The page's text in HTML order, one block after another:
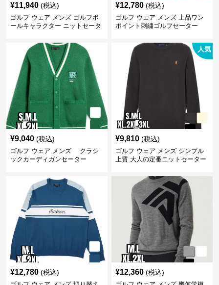
¥11,940 (税込)
ゴルフ ウェア メンズ ゴルフボ
ールキャラクター ニットセータ
¥12,780 (税込)
ゴルフ ウェア メンズ 上品ワン
ポイント刺繍ゴルフセーター
¥9,040 (税込)
ゴルフ ウェア メンズ クラシ
ックカーディガンセーター
人気
¥9,810 (税込)
ゴルフ ウェア メンズ シンプル
上質 大人の定番ニットセーター
¥12,780 (税込) ¥12,360 (税込)